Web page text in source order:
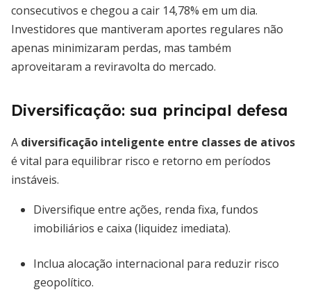
consecutivos e chegou a cair 14,78% em um dia.
Investidores que mantiveram aportes regulares não
apenas minimizaram perdas, mas também
aproveitaram a reviravolta do mercado.
Diversificação: sua principal defesa
A diversificação inteligente entre classes de ativos
é vital para equilibrar risco e retorno em períodos
instáveis.
Diversifique entre ações, renda fixa, fundos
imobiliários e caixa (liquidez imediata).
Inclua alocação internacional para reduzir risco
geopolítico.